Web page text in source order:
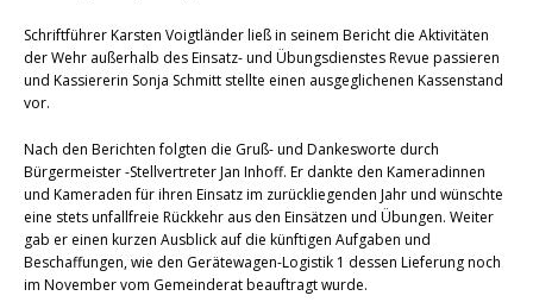
Schriftführer Karsten Voigtländer ließ in seinem Bericht die Aktivitäten
der Wehr außerhalb des Einsatz- und Übungsdienstes Revue passieren
und Kassiererin Sonja Schmitt stellte einen ausgeglichenen Kassenstand
vor.
Nach den Berichten folgten die Gruß- und Dankesworte durch
Bürgermeister -Stellvertreter Jan Inhoff. Er dankte den Kameradinnen
und Kameraden für ihren Einsatz im zurückliegenden Jahr und wünschte
eine stets unfallfreie Rückkehr aus den Einsätzen und Übungen. Weiter
gab er einen kurzen Ausblick auf die künftigen Aufgaben und
Beschaffungen, wie den Gerätewagen-Logistik 1 dessen Lieferung noch
im November vom Gemeinderat beauftragt wurde.